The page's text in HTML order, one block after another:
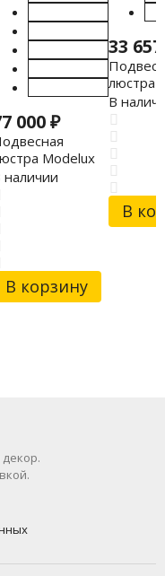
000₽
Modelux
наличии
В корзину
33
люстра
V1679-
В
В